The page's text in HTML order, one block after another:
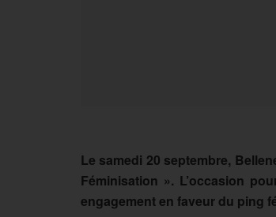
Le samedi 20 septembre,
Féminisation ». L’occasion
engagement en faveur du ping